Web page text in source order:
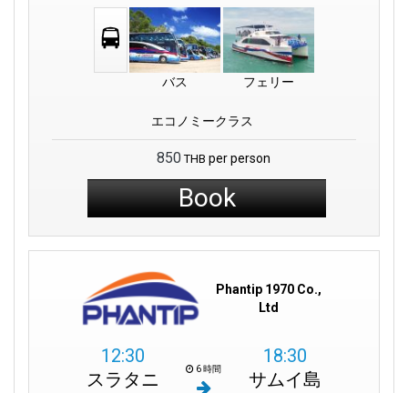
バス フェリー
エコノミークラス
850 THB per person
Book
Phantip 1970 Co.,
Ltd
12:30
スラタニ
6 時間
18:30
サムイ島